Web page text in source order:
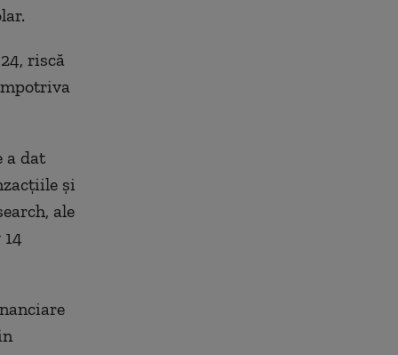
riscă
a dat
şi
ale